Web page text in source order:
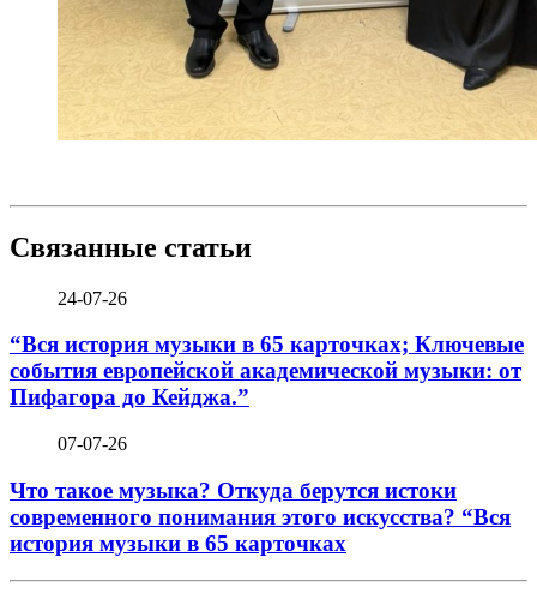
Связанные статьи
24-07-26
“Вся история музыки в 65 карточках; Ключевые
события европейской академической музыки: от
Пифагора до Кейджа.”
07-07-26
Что такое музыка? Откуда берутся истоки
современного понимания этого искусства? “Вся
история музыки в 65 карточках